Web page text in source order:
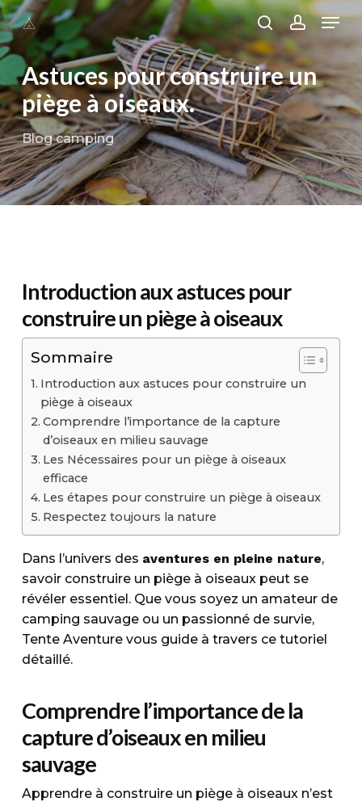
Skip
to
main
content
search account
Astuces pour construire un
piège à oiseaux.
Blog camping
Introduction aux astuces pour
construire un piège à oiseaux
Sommaire
Introduction aux astuces pour construire un
piège à oiseaux
Comprendre l’importance de la capture
d’oiseaux en milieu sauvage
Les Nécessaires pour un piège à oiseaux
efficace
Les étapes pour construire un piège à oiseaux
Respectez toujours la nature
Dans l’univers des aventures en pleine nature,
savoir construire un piège à oiseaux peut se
révéler essentiel. Que vous soyez un amateur de
camping sauvage ou un passionné de survie,
Tente Aventure vous guide à travers ce tutoriel
détaillé.
Comprendre l’importance de la
capture d’oiseaux en milieu
sauvage
Apprendre à construire un piège à oiseaux n’est